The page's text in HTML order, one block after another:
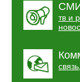
тв и
связь,